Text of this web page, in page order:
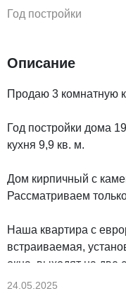
Год постройки
Описание
Продаю 3 комнатную
Год постройки дома
кухня 9,9 кв. м.
Дом кирпичный с
Рассматриваем
Наша квартира с
встраиваемая,
окна, выходят на две
совмещенный с
24.05.2025